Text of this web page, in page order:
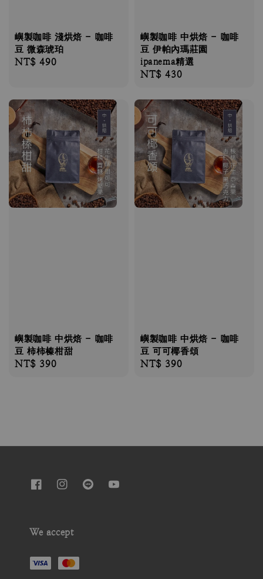
嶼製咖啡 淺烘焙 - 咖啡
豆 微森琥珀
Regular
NT$ 490
嶼製咖啡 中烘焙 - 咖啡
豆 伊帕內瑪莊園
ipanema精選
Regular
NT$ 430
嶼製咖啡 中烘焙 - 咖啡
豆 柿柿榛柑甜
Regular
NT$ 390
嶼製咖啡 中烘焙 - 咖啡
豆 可可椰香頌
Regular
NT$ 390
We accept